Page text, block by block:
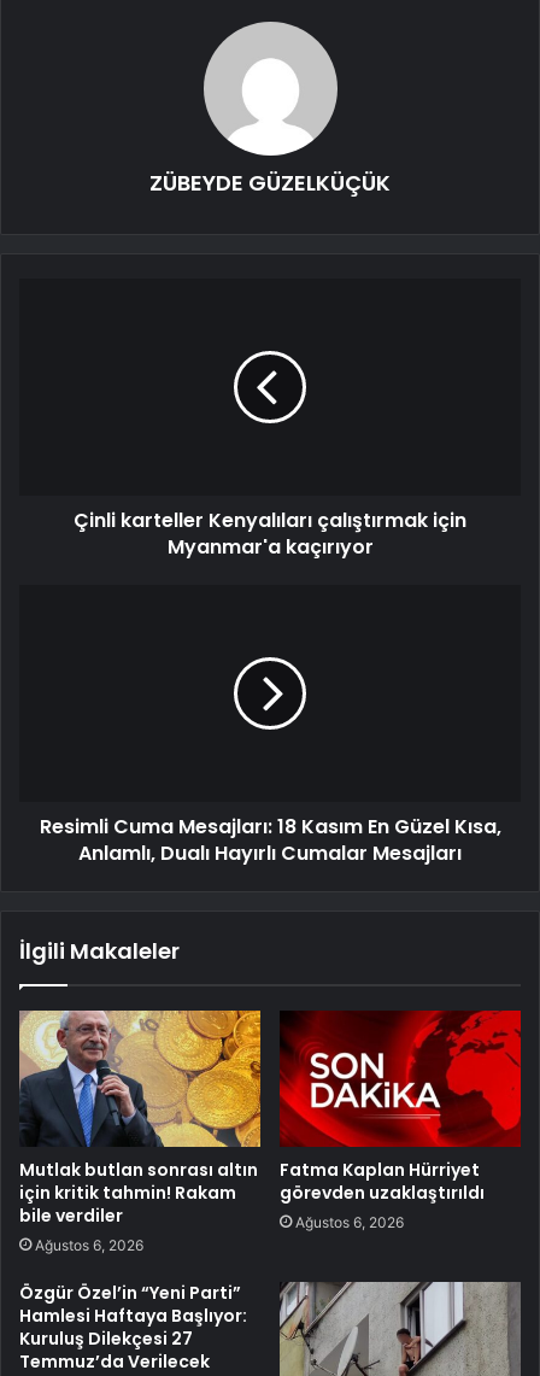
ZÜBEYDE GÜZELKÜÇÜK
Çinli karteller Kenyalıları çalıştırmak için
Myanmar'a kaçırıyor
Resimli Cuma Mesajları: 18 Kasım En Güzel Kısa,
Anlamlı, Dualı Hayırlı Cumalar Mesajları
İlgili Makaleler
Mutlak butlan sonrası altın
için kritik tahmin! Rakam
bile verdiler
Ağustos 6, 2026
Fatma Kaplan Hürriyet
görevden uzaklaştırıldı
Ağustos 6, 2026
Özgür Özel’in “Yeni Parti”
Hamlesi Haftaya Başlıyor:
Kuruluş Dilekçesi 27
Temmuz’da Verilecek